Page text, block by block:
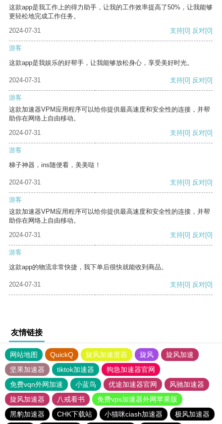
这款app是我工作上的得力助手，让我的工作效率提高了50%，让我能够
更轻松地完成工作任务。
2024-07-31
支持[0] 反对[0]
游客
这款app是我娱乐的好帮手，让我能够放松身心，享受美好时光。
2024-07-31 支持[0] 反对[0]
游客
这款加速器VPM应用程序可以给你提供最高速度和安全性的连接，并帮
助你在网络上自由移动。
2024-07-31
支持[0] 反对[0]
游客
梯子神器，ins随便看，美美哒！
2024-07-31 支持[0] 反对[0]
游客
这款加速器VPM应用程序可以给你提供最高速度和安全性的连接，并帮
助你在网络上自由移动。
2024-07-31
支持[0] 反对[0]
游客
这款app的物流非常快捷，我下单后很快就能收到商品。
2024-07-31 支持[0] 反对[0]
友情链接
网站地图 QuickQ 旋风加速度器 旋风
旋风加速
坚果加速器
tiktok加速器
狗急加速器官网
免费vqn外网加速
小蓝鸟 优途加速器官网
风驰加速器
旋风加速器
八戒看书
免费vps加速器外网苹果版
黑豹加速器
CHK下载站 小猫咪ciash加速器 极风加速器